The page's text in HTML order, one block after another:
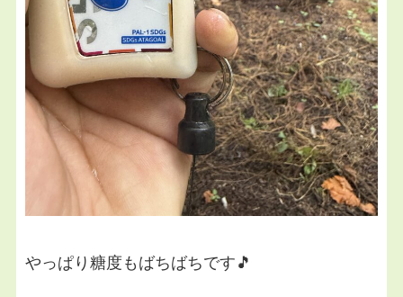
やっぱり糖度もばちばちです🎵